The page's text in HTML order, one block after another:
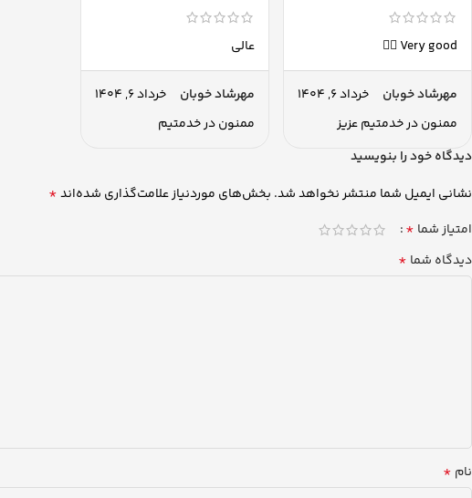
Very good 👌🏽
مهرشاد خوبان
خرداد 6, 1404
ممنون در خدمتیم عزیز
عالی
مهرشاد خوبان
خرداد 6, 1404
ممنون در خدمتیم
دیدگاه خود را بنویسید
نشانی ایمیل شما منتشر نخواهد شد. بخش‌های موردنیاز علامت‌گذاری شده‌اند*
امتیاز شما *
دیدگاه شما *
نام *